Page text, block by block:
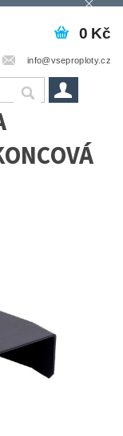
info@vseproploty.cz
0 Kč